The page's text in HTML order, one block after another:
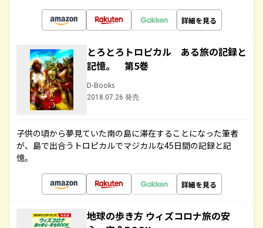
詳細を見る
とろとろトロピカル ある旅の記録と
記憶。 第5巻
D-Books
2018.07.26 発売
子供の頃から夢見ていた南の島に滞在することになった筆者
が、島で出合うトロピカルでマジカルな45日間の記録と記
憶。
詳細を見る
地球の歩き方 ウィズコロナ旅の安